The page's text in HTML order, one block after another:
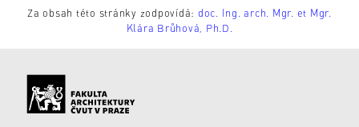
Za obsah této stránky zodpovídá: doc. Ing. arch. Mgr. et Mgr.
Klára Brůhová, Ph.D.